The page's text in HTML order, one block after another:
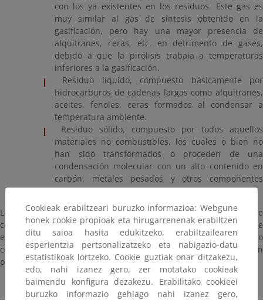
con los ya existentes en los residuos. Este gas es
muy similar al gas de síntesis obtenido en la
gasificación, pero hay una mayor presencia de
alquitranes, ceras, etc. en detrimento de gases,
debido a que la pirólisis trabaja a temperaturas
inferiores a la gasificación.
Residuo líquido, compuesto básicamente por
hidrocarburos de cadenas largas como alquitranes,
aceites, fenoles, ceras formados al condensar a
temperatura ambiente.
Residuo sólido, compuesto por todos aquellos
materiales no combustibles, los cuales o bien no
han sido transformados o proceden de una
condensación molecular con un alto contenido en
carbón, metales pesados y otros componentes
inertes de los residuos.
Los residuos líquidos y gaseosos pueden aprovecharse mediante
combustión a través de un ciclo de vapor para la producción de
energía eléctrica. El residuo sólido pude utilizarse como
combustible en instalaciones industriales, como por ejemplo, en
plantas cementeras.
Cookieak erabiltzeari buruzko informazioa: Webgune
honek cookie propioak eta hirugarrenenak erabiltzen
ditu saioa hasita edukitzeko, erabiltzailearen
esperientzia pertsonalizatzeko eta nabigazio-datu
estatistikoak lortzeko. Cookie guztiak onar ditzakezu,
edo, nahi izanez gero, zer motatako cookieak
baimendu konfigura dezakezu. Erabilitako cookieei
buruzko informazio gehiago nahi izanez gero,